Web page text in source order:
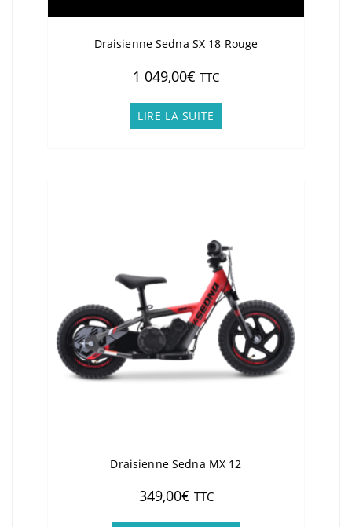
Draisienne Sedna SX 18 Rouge
1 049,00€ TTC
LIRE LA SUITE
Draisienne Sedna MX 12
349,00€ TTC